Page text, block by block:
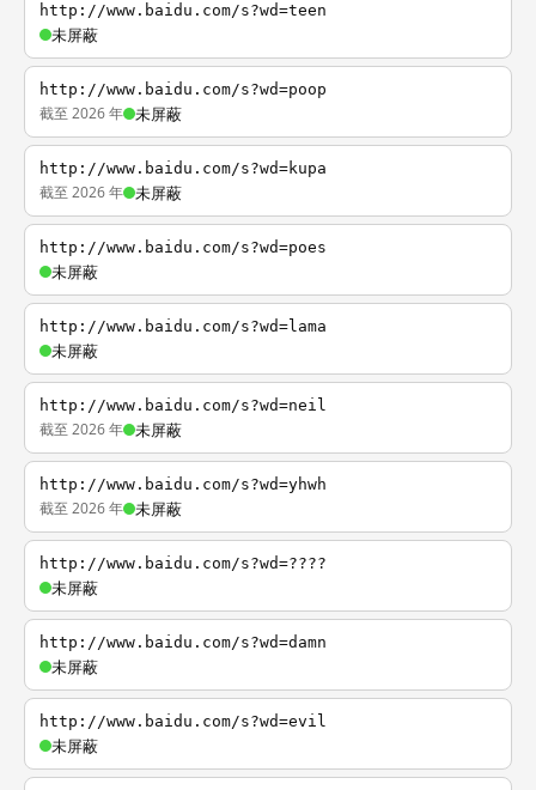
http://www.baidu.com/s?wd=teen
未屏蔽
http://www.baidu.com/s?wd=poop
截至 2026 年 未屏蔽
http://www.baidu.com/s?wd=kupa
截至 2026 年 未屏蔽
http://www.baidu.com/s?wd=poes
未屏蔽
http://www.baidu.com/s?wd=lama
未屏蔽
http://www.baidu.com/s?wd=neil
截至 2026 年 未屏蔽
http://www.baidu.com/s?wd=yhwh
截至 2026 年 未屏蔽
http://www.baidu.com/s?wd=????
未屏蔽
http://www.baidu.com/s?wd=damn
未屏蔽
http://www.baidu.com/s?wd=evil
未屏蔽